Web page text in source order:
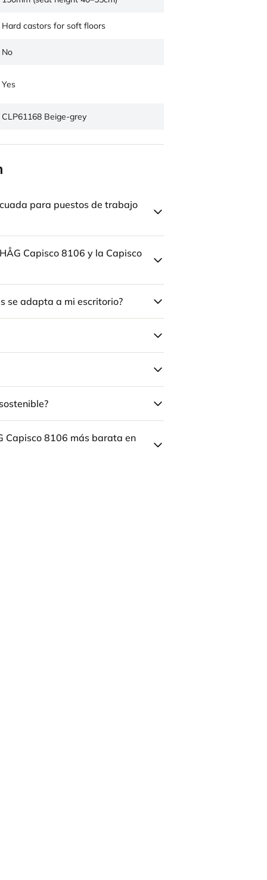
Hard castors for soft floors
No
Yes
CLP61168 Beige-grey
para puestos de trabajo
Capisco 8106 y la Capisco
se adapta a mi escritorio?
Capisco 8106 más barata en